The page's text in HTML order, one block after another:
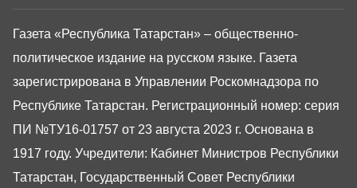
Газета «Республика Татарстан» – общественно-
политическое издание на русском языке. Газета
зарегистрирована в Управлении Роскомнадзора по
Республике Татарстан. Регистрационный номер: серия
ПИ №ТУ16-01757 от 23 августа 2023 г. Основана в
1917 году. Учредители: Кабинет Министров Республики
Татарстан, Государственный Совет Республики